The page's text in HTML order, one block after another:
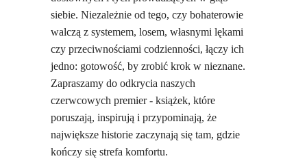
siebie. Niezależnie od tego, czy bohaterowie
walczą z systemem, losem, własnymi lękami
czy przeciwnościami codzienności, łączy ich
jedno: gotowość, by zrobić krok w nieznane.
Zapraszamy do odkrycia naszych
czerwcowych premier - książek, które
poruszają, inspirują i przypominają, że
największe historie zaczynają się tam, gdzie
kończy się strefa komfortu.